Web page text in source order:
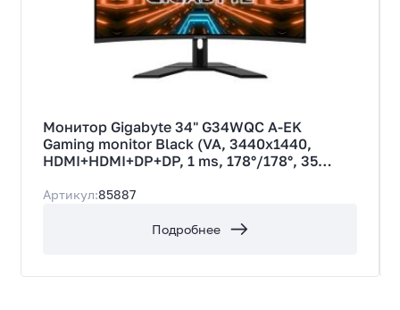
Тип экрана
Поверхность экрана
Антибликовая
Да
Макс. разрешение экрана
Макс. разрешение HD
Монитор Gigabyte 34" G34WQC A-EK
Gaming monitor Black (VA, 3440x1440,
HDMI+HDMI+DP+DP, 1 ms, 178°/178°, 35
G34WQCABI-1EKR) (822842)
Артикул:85887
Подробнее